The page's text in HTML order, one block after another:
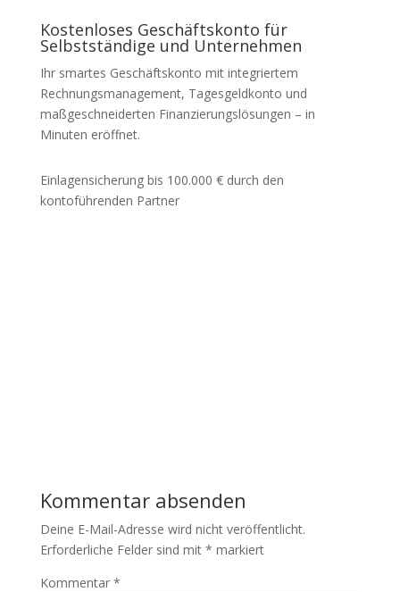
Kostenloses Geschäftskonto für
Selbstständige und Unternehmen
Ihr smartes Geschäftskonto mit integriertem
Rechnungsmanagement, Tagesgeldkonto und
maßgeschneiderten Finanzierungslösungen – in
Minuten eröffnet.
Einlagensicherung bis 100.000 € durch den
kontoführenden Partner
Kommentar absenden
Deine E-Mail-Adresse wird nicht veröffentlicht.
Erforderliche Felder sind mit * markiert
Kommentar *